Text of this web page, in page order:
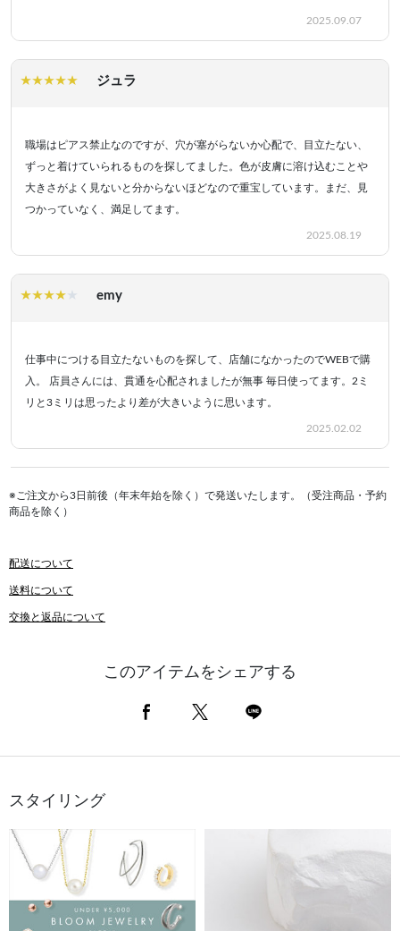
2025.09.07
ジュラ
職場はピアス禁止なのですが、穴が塞がらないか心配で、目立たない、
ずっと着けていられるものを探してました。色が皮膚に溶け込むことや
大きさがよく見ないと分からないほどなので重宝しています。まだ、見
つかっていなく、満足してます。
2025.08.19
emy
仕事中につける目立たないものを探して、店舗になかったのでWEBで購
入。 店員さんには、貫通を心配されましたが無事 毎日使ってます。2ミ
リと3ミリは思ったより差が大きいように思います。
2025.02.02
※ご注文から3日前後（年末年始を除く）で発送いたします。（受注商品・予約
商品を除く）
配送について
送料について
交換と返品について
このアイテムをシェアする
スタイリング